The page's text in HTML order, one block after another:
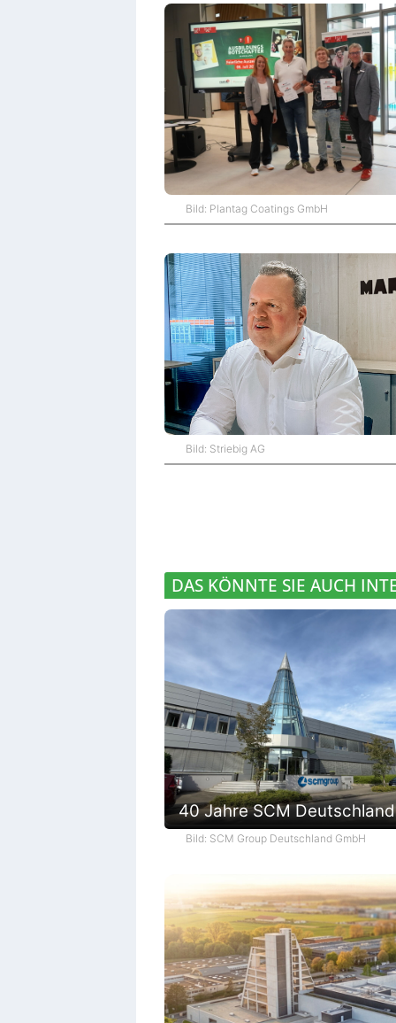
Bild: Plantag Coatings GmbH
Bild: Striebig AG
DAS KÖNNTE SIE AUCH
40 Jahre SCM Deutschland
Bild: SCM Group Deutschland GmbH